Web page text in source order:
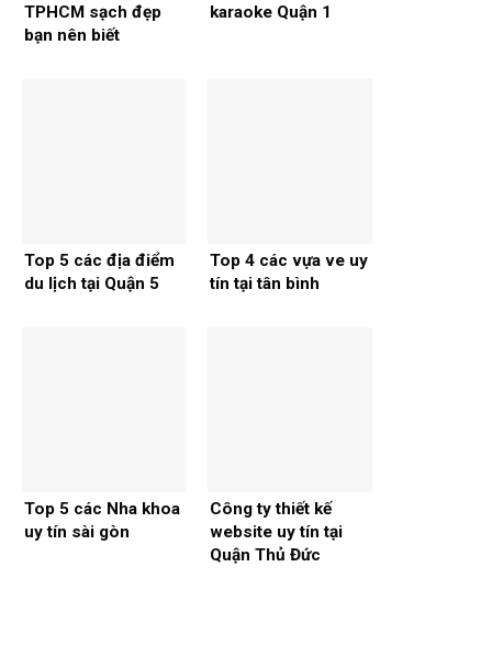
TPHCM sạch đẹp
bạn nên biết
karaoke Quận 1
Top 5 các địa điểm
du lịch tại Quận 5
Top 4 các vựa ve uy
tín tại tân bình
Top 5 các Nha khoa
uy tín sài gòn
Công ty thiết kế
website uy tín tại
Quận Thủ Đức